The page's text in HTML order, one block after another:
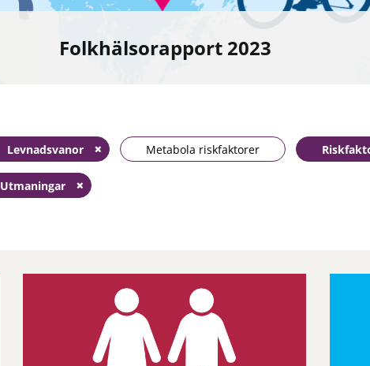
Folkhälsorapport 2023
Levnadsvanor Metabola riskfaktorer
Utmaningar